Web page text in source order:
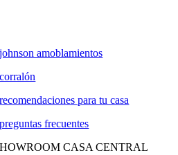
johnson amoblamientos
corralón
recomendaciones para tu casa
preguntas frecuentes
CASA CENTRAL